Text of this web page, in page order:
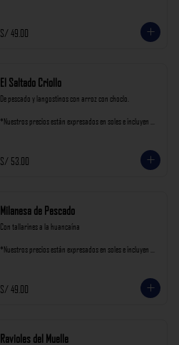
S/ 49.00
El Saltado Criollo
De pescado y langostinos con arroz con choclo.
*Nuestros precios están expresados en soles e incluyen
S/ 53.00
Milanesa de Pescado
Con tallarines a la huancaína
*Nuestros precios están expresados en soles e incluyen
S/ 49.00
Ravioles del Muelle